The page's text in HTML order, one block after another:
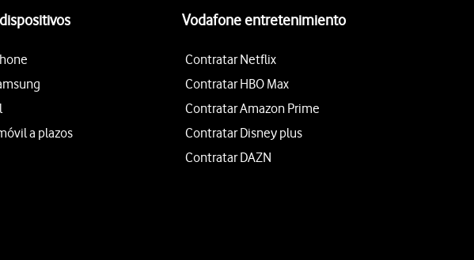
a plazos
Vodafone entretenimiento
Contratar Netflix
Contratar HBO Max
Contratar Amazon Prime
Contratar Disney plus
Contratar DAZN